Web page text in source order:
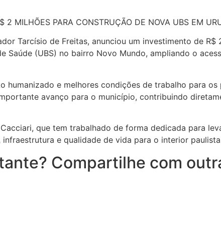
2 MILHÕES PARA CONSTRUÇÃO DE NOVA UBS EM
Tarcísio de Freitas, anunciou um investimento de
Saúde (UBS) no bairro Novo Mundo, ampliando o
humanizado e melhores condições de trabalho para
avanço para o município, contribuindo
que tem trabalhado de forma dedicada para
e qualidade de vida para o interior
Compartilhe com